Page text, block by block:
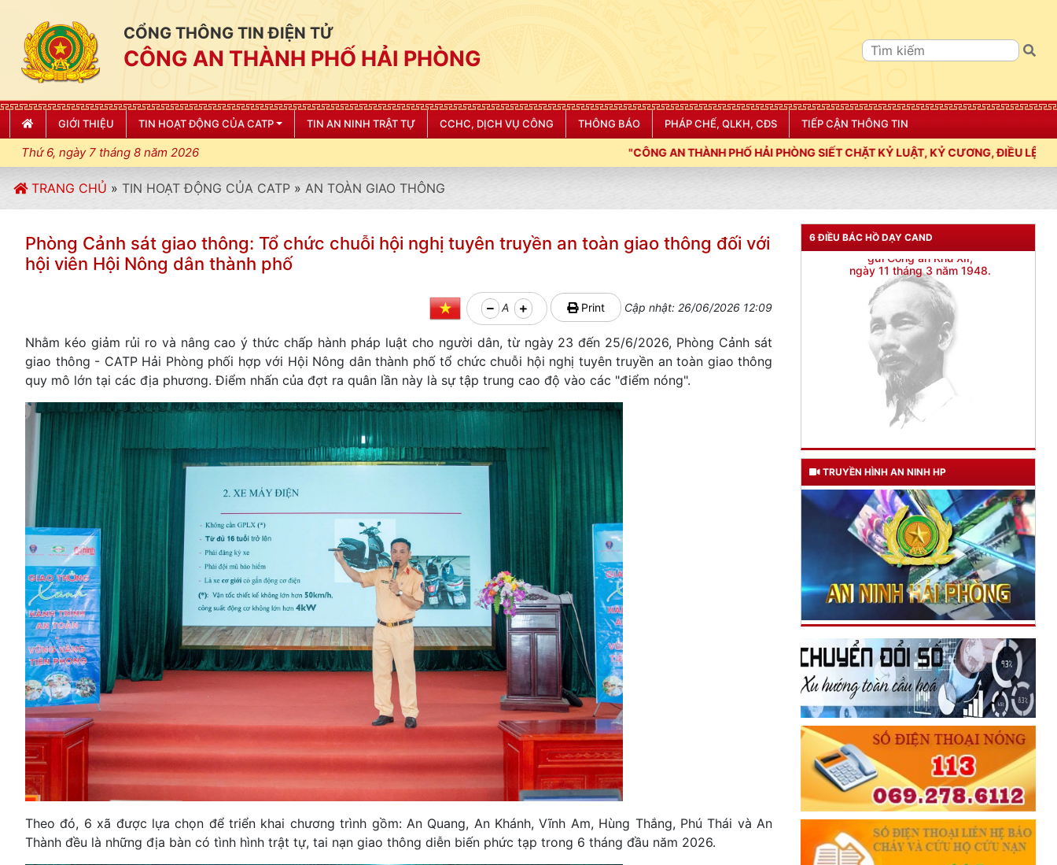
CỔNG THÔNG TIN ĐIỆN TỬ
CÔNG AN THÀNH PHỐ HẢI PHÒNG
GIỚI THIỆU TIN HOẠT ĐỘNG CỦA CATP TIN AN NINH TRẬT TỰ CCHC, DỊCH VỤ CÔNG THÔNG BÁO PHÁP CHẾ, QLKH, CĐS TIẾP CẬN THÔNG TIN
Thứ 6, ngày 7 tháng 8 năm 2026 "CÔNG AN THÀNH PHỐ HẢI PHÒNG SIẾT CHẶT KỶ LUẬT, KỶ CƯƠNG, ĐIỀU LỆNH; XÂY DỰNG NẾP SỐNG VĂN HÓA VÌ
TRANG CHỦ » TIN HOẠT ĐỘNG CỦA CATP » AN TOÀN GIAO THÔNG
Phòng Cảnh sát giao thông: Tổ chức chuỗi hội nghị tuyên truyền an toàn giao thông đối với
hội viên Hội Nông dân thành phố
A Print Cập nhật: 26/06/2026 12:09
Nhằm kéo giảm rủi ro và nâng cao ý thức chấp hành pháp luật cho người dân, từ ngày 23 đến 25/6/2026, Phòng Cảnh sát
giao thông - CATP Hải Phòng phối hợp với Hội Nông dân thành phố tổ chức chuỗi hội nghị tuyên truyền an toàn giao thông
quy mô lớn tại các địa phương. Điểm nhấn của đợt ra quân lần này là sự tập trung cao độ vào các "điểm nóng".
Theo đó, 6 xã được lựa chọn để triển khai chương trình gồm: An Quang, An Khánh, Vĩnh Am, Hùng Thắng, Phú Thái và An
Thành đều là những địa bàn có tình hình trật tự, tai nạn giao thông diễn biến phức tạp trong 6 tháng đầu năm 2026.
6 ĐIỀU BÁC HỒ DẠY CAND
TƯ CÁCH
NGƯỜI CÔNG AN CÁCH MỆNH LÀ:
Đối với tự mình, phải
CẦN, KIỆM, LIÊM, CHÍNH
Đối với đồng sự, phải
THÂN ÁI GIÚP ĐỠ
Đối với chính phủ, phải
TUYỆT ĐỐI TRUNG THÀNH
Đối với nhân dân, phải
KÍNH TRỌNG LỄ PHÉP
Đối với công việc, phải
TẬN TỤY
Đối với địch, phải
CƯƠNG QUYẾT, KHÔN KHÉO
TRUYỀN HÌNH AN NINH HP